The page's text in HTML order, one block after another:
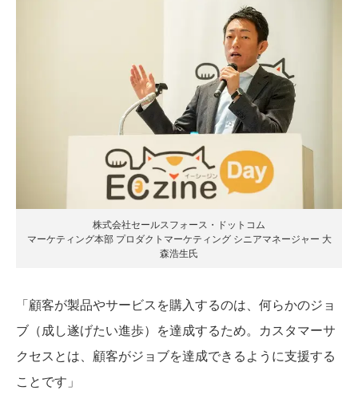
株式会社セールスフォース・ドットコム
マーケティング本部 プロダクトマーケティング シニアマネージャー 大
森浩生氏
「顧客が製品やサービスを購入するのは、何らかのジョ
ブ（成し遂げたい進歩）を達成するため。カスタマーサ
クセスとは、顧客がジョブを達成できるように支援する
ことです」